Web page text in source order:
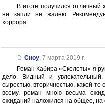
В итоге получился отличный
ни капли не жалею.
хоррора.
Сноу, 7 марта 2019 г.
Роман Кабира «Скелеты» я
дело. Видный и
сыростью, вторичностью, какой-
всему, роман мною весьма
ожиданий наложился на общее, на